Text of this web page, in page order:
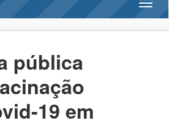
pública
19 em